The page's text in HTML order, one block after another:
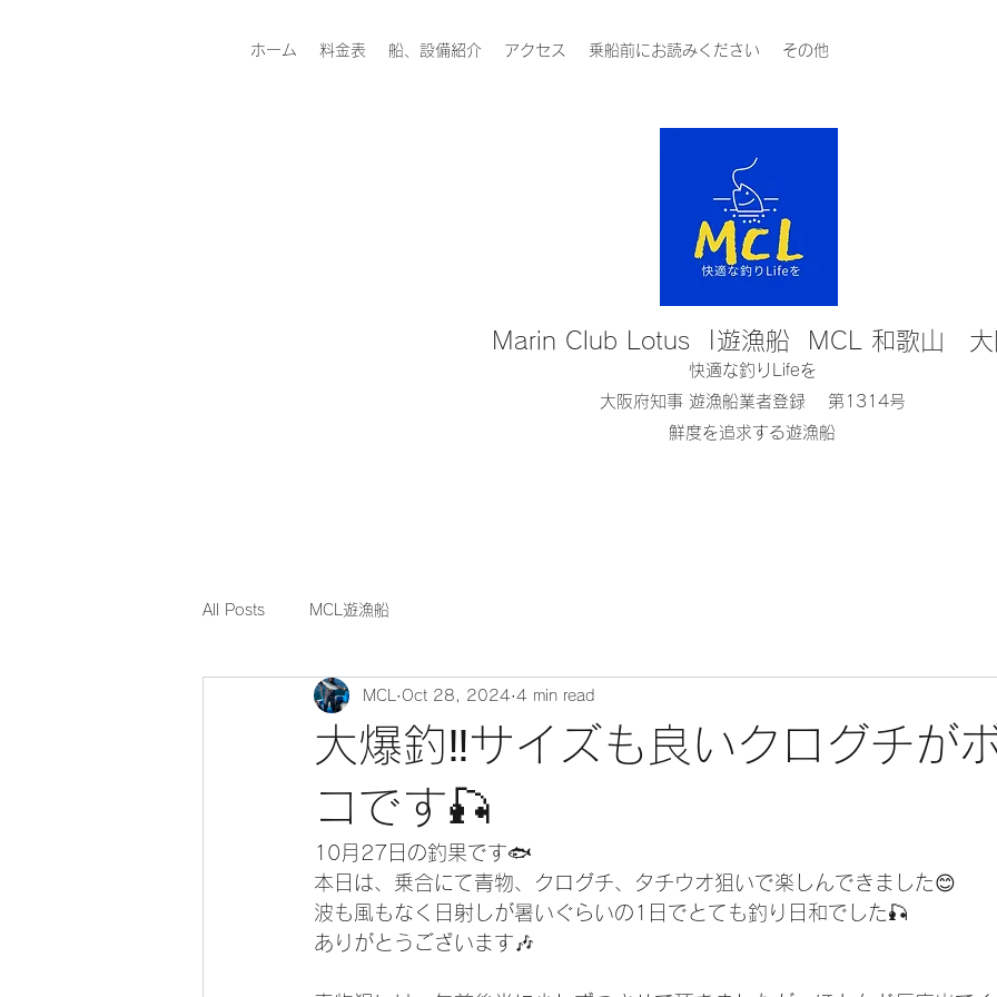
ホーム 料金表 船、設備紹介 アクセス 乗船前にお読みください その他
Marin Club Lotus |遊漁船 MCL 和歌山 大
快適な釣りLifeを
大阪府知事 遊漁船業者登録 第1314号
鮮度を追求する遊漁船
All Posts MCL遊漁船
大爆釣‼️サイズも良いクログチが
コです🎣
MCL Oct 28, 2024 4 min read
10月27日の釣果です🐟
本日は、乗合にて青物、クログチ、タチウオ狙いで楽しんできました😊
波も風もなく日射しが暑いぐらいの1日でとても釣り日和でした🎣
ありがとうございます🎶